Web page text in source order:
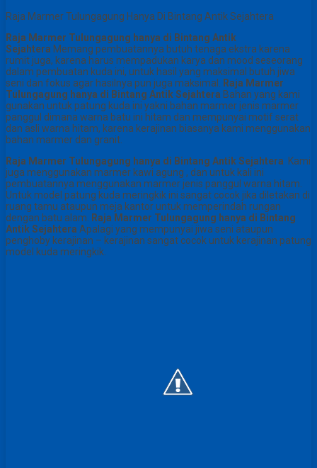
Raja Marmer Tulungagung Hanya Di Bintang Antik Sejahtera
Raja Marmer Tulungagung hanya di Bintang Antik
Sejahtera Memang pembuatannya butuh tenaga ekstra karena
rumit juga, karena harus mempadukan karya dan mood seseorang
dalam pembuatan kuda ini, untuk hasil yang maksimal butuh jiwa
seni dan fokus agar hasilnya pun juga maksimal.
Raja Marmer
Tulungagung hanya di Bintang Antik Sejahtera Bahan yang kami
gunakan untuk patung kuda ini yakni bahan marmer jenis marmer
panggul dimana warna batu ini hitam dan mempunyai motif serat
dan asli warna hitam, karena kerajinan biasanya kami menggunakan
bahan marmer dan granit.
Raja Marmer Tulungagung hanya di Bintang Antik Sejahtera Kami
juga menggunakan marmer kawi agung , dan untuk kali ini
pembuatannya menggunakan marmer jenis panggul warna hitam.
Untuk model patung kuda meringkik ini sangat cocok jika diletakan di
ruang tamu ataupun meja kantor untuk memperindah rungan
dengan batu alam.
Raja Marmer Tulungagung hanya di Bintang
Antik Sejahtera Apalagi yang mempunyai jiwa seni ataupun
penghoby kerajinan – kerajinan sangat cocok untuk kerajinan patung
model kuda meringkik.